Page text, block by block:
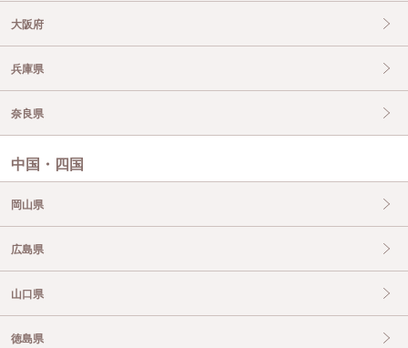
大阪府
兵庫県
奈良県
中国・四国
岡山県
広島県
山口県
徳島県